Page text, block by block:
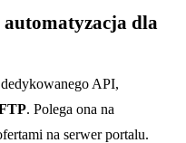
dla
API,
. Polega ona na
na serwer portalu.